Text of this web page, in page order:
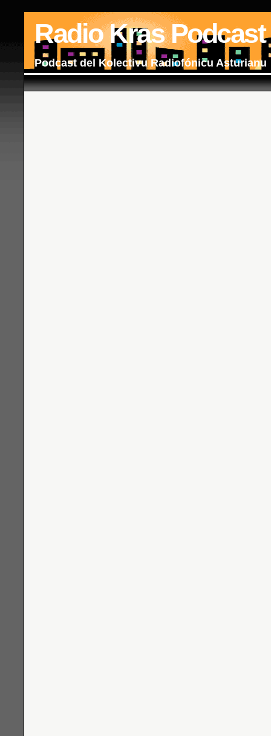
Radio Kras Podcast
Podcast del Kolectivu Radiofónicu Asturianu